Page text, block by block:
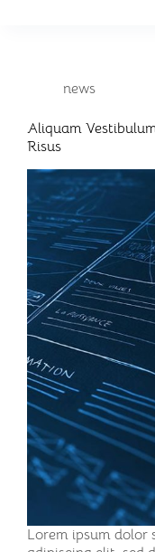
news
Aliquam
Risus
Lorem ipsum dolor